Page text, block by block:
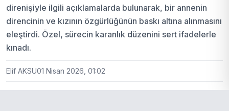
direnişiyle ilgili açıklamalarda bulunarak, bir annenin
direncinin ve kızının özgürlüğünün baskı altına alınmasını
eleştirdi. Özel, sürecin karanlık düzenini sert ifadelerle
kınadı.
Elif AKSU01 Nisan 2026, 01:02